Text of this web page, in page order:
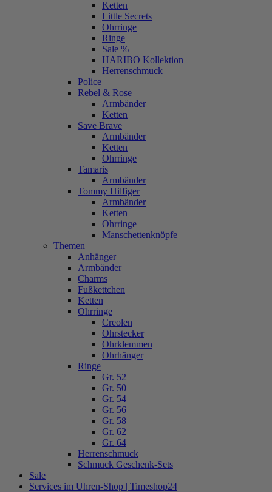
Ketten
Little Secrets
Ohrringe
Ringe
Sale %
HARIBO Kollektion
Herrenschmuck
Police
Rebel & Rose
Armbänder
Ketten
Save Brave
Armbänder
Ketten
Ohrringe
Tamaris
Armbänder
Tommy Hilfiger
Armbänder
Ketten
Ohrringe
Manschettenknöpfe
Themen
Anhänger
Armbänder
Charms
Fußkettchen
Ketten
Ohrringe
Creolen
Ohrstecker
Ohrklemmen
Ohrhänger
Ringe
Gr. 52
Gr. 50
Gr. 54
Gr. 56
Gr. 58
Gr. 62
Gr. 64
Herrenschmuck
Schmuck Geschenk-Sets
Sale
Services im Uhren-Shop | Timeshop24